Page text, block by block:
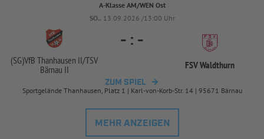
A-Klasse AM/WEN Ost
SO.. 13.09.2026 /13:00 Uhr
(SG)VfB Thanhausen II/TSV
Bärnau II
- : -
FSV Waldthurn
ZUM SPIEL
Sportgelände Thanhausen, Platz 1 | Karl-von-Korb-Str. 14 | 95671 Bärnau
MEHR ANZEIGEN